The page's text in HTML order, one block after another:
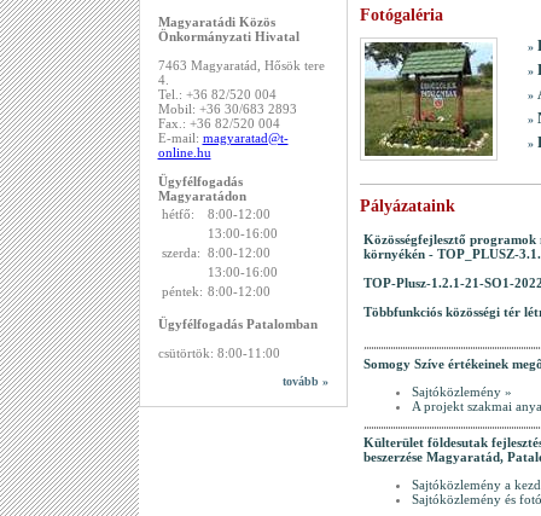
Magyaratádi Közös
Önkormányzati Hivatal
7463 Magyaratád, Hősök tere
4.
Tel.: +36 82/520 004
Mobil: +36 30/683 2893
Fax.: +36 82/520 004
E-mail: magyaratad@t-
online.hu
Ügyfélfogadás
Magyaratádon
hétfő:
8:00-12:00
13:00-16:00
szerda: 8:00-12:00
13:00-16:00
péntek: 8:00-12:00
Ügyfélfogadás Patalomban
csütörtök: 8:00-11:00
tovább »
Fotógaléria
»
»
»
»
»
Pályázataink
Közösségfejlesztő
környékén - TOP_PLUSZ-
TOP-Plusz-1.2.1-21-SO1-
Többfunkciós közösségi tér
Somogy Szíve értékeinek
Sajtóközlemény »
A projekt szakmai
Külterület földesutak
beszerzése Magyaratád,
Sajtóközlemény a
Sajtóközlemény és